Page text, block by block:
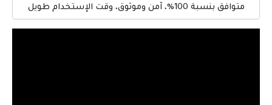
متوافق بنسبة 100%، آمن وموثوق، وقت الإستخدام طويل